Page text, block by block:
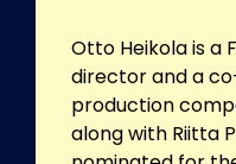
Otto Heikola is a
director and a
production
along with Riitta